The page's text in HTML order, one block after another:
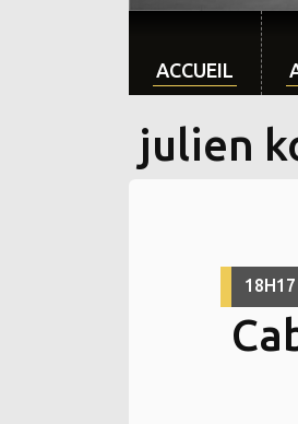
ACCUEIL
julien
18H17